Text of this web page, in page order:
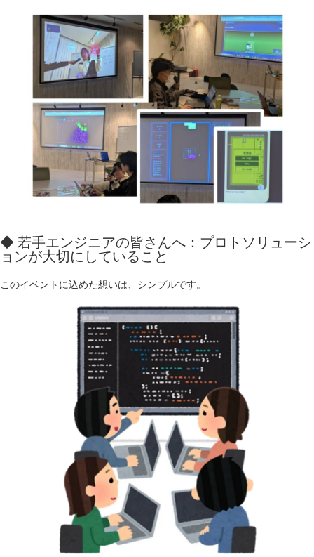
◆ 若手エンジニアの皆さんへ：プロトソリューシ
ョンが大切にしていること
このイベントに込めた想いは、シンプルです。